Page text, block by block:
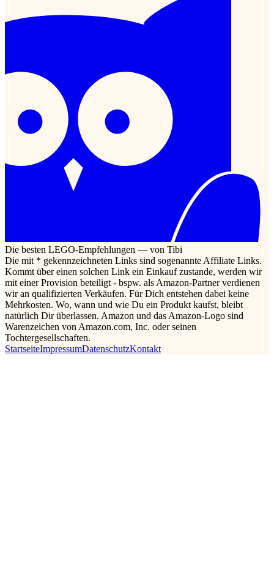
Die besten LEGO-Empfehlungen — von Tibi
Die mit * gekennzeichneten Links sind sogenannte Affiliate Links.
Kommt über einen solchen Link ein Einkauf zustande, werden wir
mit einer Provision beteiligt - bspw. als Amazon-Partner verdienen
wir an qualifizierten Verkäufen. Für Dich entstehen dabei keine
Mehrkosten. Wo, wann und wie Du ein Produkt kaufst, bleibt
natürlich Dir überlassen. Amazon und das Amazon-Logo sind
Warenzeichen von Amazon.com, Inc. oder seinen
Tochtergesellschaften.
StartseiteImpressumDatenschutzKontakt